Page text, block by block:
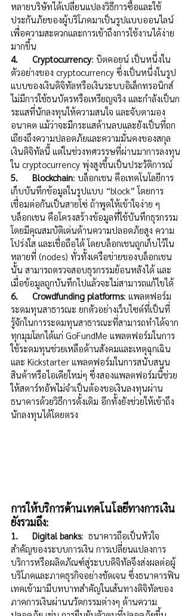
หลายบริษัทได้เปลี่ยนแปลงวิธีการซื้อและใช้
ประกันภัยของผู้บริโภคมาเป็นรูปแบบออนไลน์
เพื่อความสะดวกและการเข้าถึงการใช้งานได้ง่าย
มากขึ้น
4.      Cryptocurrency: บิตคอยน์ เป็นหนึ่งใน
ตัวอย่างของ cryptocurrency ซึ่งเป็นหนึ่งในรูป
แบบของเงินดิจิทัลหรือเงินระบบอิเล็กทรอนิกส์
ไม่มีการใช้ธนบัตรหรือเหรียญจริง และกำลังเป็นก
ระแสที่นักลงทุนให้ความสนใจ และจับตามอง
อนาคต แม้ว่าจะมีกระแสด้านลบและยังเป็นที่ถก
เถียงถึงความปลอดภัยและความมั่นคงของสกุล
เงินดิจิทัลนี้ แต่ในช่วงทศวรรษที่ผ่านมาการลงทุน
ใน cryptocurrency พุ่งสูงขึ้นเป็นประวัติการณ์
5.      Blockchain: บล็อกเชน คือเทคโนโลยีการ
เก็บบันทึกข้อมูลในรูปแบบ “block” โดยการ
เชื่อมต่อกันเป็นสายโซ่ ถ้าพูดให้เข้าใจง่าย ๆ
บล็อกเชน คือโครงสร้างข้อมูลที่ใช้บันทึกธุรกรรม
โดยมีคุณสมบัติเด่นด้านความปลอดภัยสูง ความ
โปร่งใส และเชื่อถือได้ โดยบล็อกเชนถูกเก็บไว้ใน
หลายที่ (nodes) ทั่วทั้งเครือข่ายของบล็อกเชน
นั้น สามารถตรวจสอบธุรกรรมย้อนหลังได้ และ
เมื่อข้อมูลถูกบันทึกไปแล้วจะไม่สามารถแก้ไขได้
6.      Crowdfunding platforms: แพลตฟอร์ม
ระดมทุนสาธารณะ ยกตัวอย่างเว็บไซต์ที่เป็นที่
รู้จักในการระดมทุนสาธารณะที่สามารถทำได้จาก
ทุกมุมโลกได้แก่ GoFundMe แพลตฟอร์มในการ
ใช้ระดมทุนช่วยเหลือด้านสังคมและเหตุฉุกเฉิน
และ Kickstarter แพลตฟอร์มในการสนับสนุน
สินค้าหรือไอเดียใหม่ๆ ซึ่งสองแพลตฟอร์มนี้ช่วย
ให้สตาร์ทอัพไม่จำเป็นต้องขอเงินลงทุนผ่าน
ธนาคารด้วยวิธีการดั้งเดิม อีกทั้งยังช่วยให้เข้าถึง
นักลงทุนได้โดยตรง
การให้บริการด้านเทคโนโลยีทางการเงิน
ยังรวมถึง:
1.      Digital banks:  ธนาคารถือเป็นหัวใจ
สำคัญของระบบการเงิน การเปลี่ยนแปลงการ
บริการหรือผลิตภัณฑ์สู่ระบบดิจิทัลจึงส่งผลต่อผู้
บริโภคและภาคธุรกิจอย่างชัดเจน ซึ่งธนาคารฟิน
เทคเข้ามามีบทบาทสำคัญในเส้นทางดิจิทัลของ
ภาคการเงินผ่านนวัตกรรมต่างๆ ด้านความ